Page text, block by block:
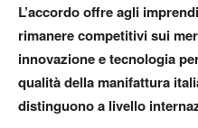
L’accordo offre agli
rimanere competitivi sui
innovazione e tecnologia
qualità della manifattura
distinguono a livello